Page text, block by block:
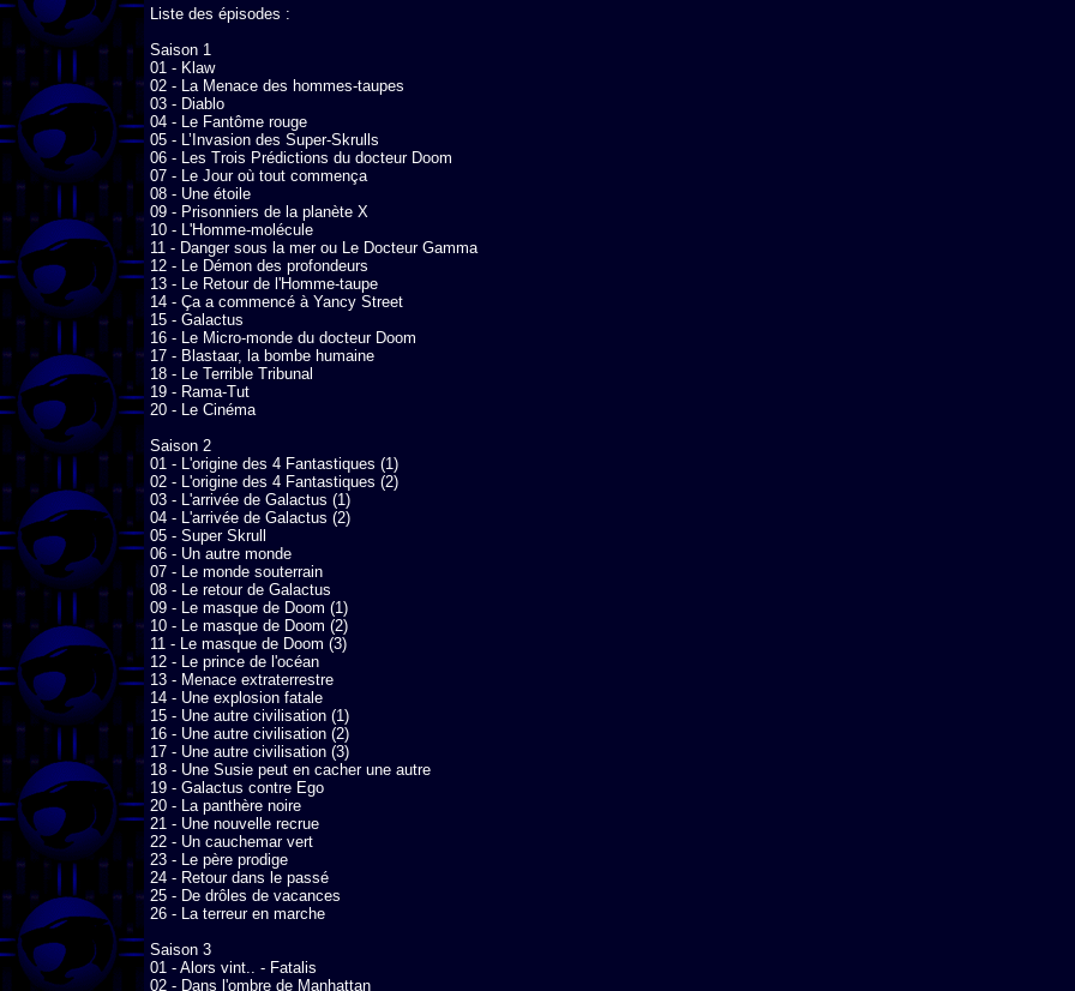
Liste des épisodes :
Saison 1
01 - Klaw
02 - La Menace des hommes-taupes
03 - Diablo
04 - Le Fantôme rouge
05 - L’Invasion des Super-Skrulls
06 - Les Trois Prédictions du docteur Doom
07 - Le Jour où tout commença
08 - Une étoile
09 - Prisonniers de la planète X
10 - L'Homme-molécule
11 - Danger sous la mer ou Le Docteur Gamma
12 - Le Démon des profondeurs
13 - Le Retour de l'Homme-taupe
14 - Ça a commencé à Yancy Street
15 - Galactus
16 - Le Micro-monde du docteur Doom
17 - Blastaar, la bombe humaine
18 - Le Terrible Tribunal
19 - Rama-Tut
20 - Le Cinéma
Saison 2
01 - L'origine des 4 Fantastiques (1)
02 - L'origine des 4 Fantastiques (2)
03 - L'arrivée de Galactus (1)
04 - L'arrivée de Galactus (2)
05 - Super Skrull
06 - Un autre monde
07 - Le monde souterrain
08 - Le retour de Galactus
09 - Le masque de Doom (1)
10 - Le masque de Doom (2)
11 - Le masque de Doom (3)
12 - Le prince de l'océan
13 - Menace extraterrestre
14 - Une explosion fatale
15 - Une autre civilisation (1)
16 - Une autre civilisation (2)
17 - Une autre civilisation (3)
18 - Une Susie peut en cacher une autre
19 - Galactus contre Ego
20 - La panthère noire
21 - Une nouvelle recrue
22 - Un cauchemar vert
23 - Le père prodige
24 - Retour dans le passé
25 - De drôles de vacances
26 - La terreur en marche
Saison 3
01 - Alors vint.. - Fatalis
02 - Dans l'ombre de Manhattan